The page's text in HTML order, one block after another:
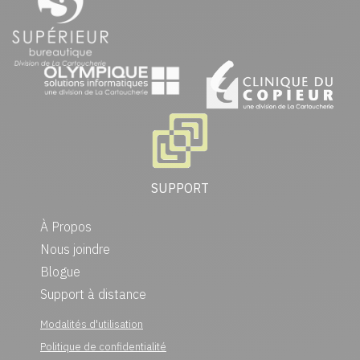
SUPPORT
À Propos
Nous joindre
Blogue
Support à distance
Modalités d'utilisation
Politique de confidentialité